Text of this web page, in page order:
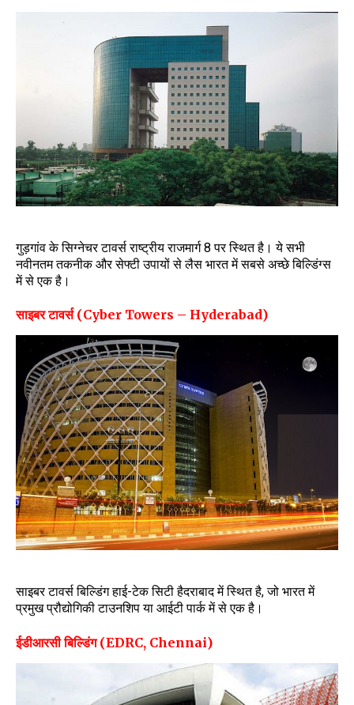
गुड़गांव के सिग्नेचर टावर्स राष्ट्रीय राजमार्ग 8 पर स्थित है। ये सभी
नवीनतम तकनीक और सेफ्टी उपायों से लैस भारत में सबसे अच्छे बिल्डिंग्स
में से एक है।
साइबर टावर्स (Cyber Towers – Hyderabad)
साइबर टावर्स बिल्डिंग हाई-टेक सिटी हैदराबाद में स्थित है, जो भारत में
प्रमुख प्रौद्योगिकी टाउनशिप या आईटी पार्क में से एक है।
ईडीआरसी बिल्डिंग (EDRC, Chennai)